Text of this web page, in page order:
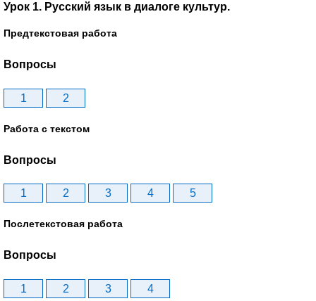
Урок 1. Русский язык в диалоге культур.
Предтекстовая работа
Вопросы
1 2
Работа с текстом
Вопросы
1 2 3 4 5
Послетекстовая работа
Вопросы
1 2 3 4